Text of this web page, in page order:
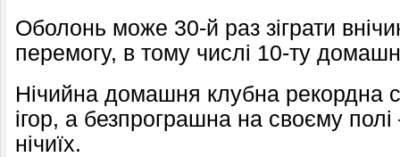
Оболонь може 30-й раз зіграти
перемогу, в тому числі 10-ту
Нічийна домашня клубна рекордна
ігор, а безпрограшна на своєму
нічиїх.